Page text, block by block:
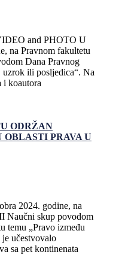
and PHOTO U
na Pravnom fakultetu
Dana Pravnog
uzrok ili posljedica“. Na
i koautora
ODRŽAN
PRAVA U
2024. godine, na
Naučni skup povodom
temu „Pravo između
učestvovalo
sa pet kontinenata